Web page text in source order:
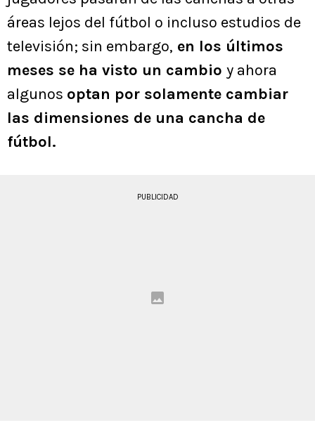
áreas lejos del fútbol o incluso estudios de
televisión; sin embargo, en los últimos
meses se ha visto un cambio y ahora
algunos optan por solamente cambiar
las dimensiones de una cancha de
fútbol.
PUBLICIDAD